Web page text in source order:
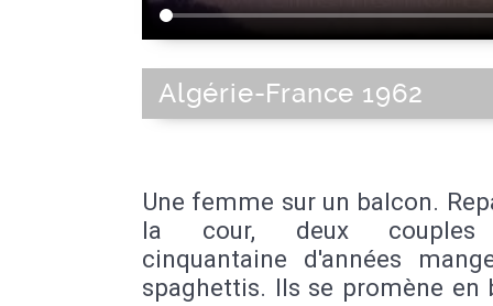
Algérie-France 1962
Une femme sur un balcon.
la cour, deux couples
cinquantaine d'années
spaghettis. Ils se promène en